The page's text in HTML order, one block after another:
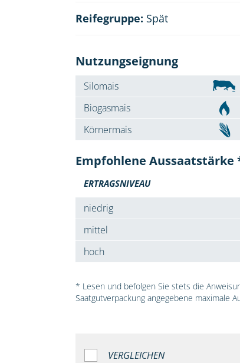
Reifegruppe: Spät
Nutzungseignung
Silomais
Biogasmais
Körnermais
Empfohlene Aussaatstärke
ERTRAGSNIVEAU
niedrig
mittel
hoch
* Lesen und befolgen Sie stets die
Saatgutverpackung angegebene maximale
VERGLEICHEN